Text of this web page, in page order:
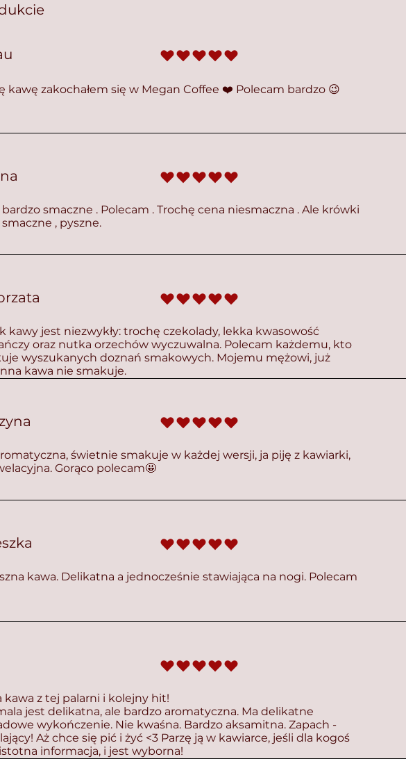
średnia ocena to 5 na 5
kawę zakochałem się w Megan Coffee ❤️ Polecam bardzo 😉
średnia ocena to 5 na 5
smaczne . Polecam . Trochę cena niesmaczna . Ale krówki
, pyszne.
średnia ocena to 5 na 5
kawy jest niezwykły: trochę czekolady, lekka kwasowość
oraz nutka orzechów wyczuwalna. Polecam każdemu, kto
wyszukanych doznań smakowych. Mojemu mężowi, już
kawa nie smakuje.
średnia ocena to 5 na 5
świetnie smakuje w każdej wersji, ja piję z kawiarki,
Gorąco polecam🤩
średnia ocena to 5 na 5
kawa. Delikatna a jednocześnie stawiająca na nogi. Polecam
średnia ocena to 5 na 5
kawa z tej palarni i kolejny hit!
jest delikatna, ale bardzo aromatyczna. Ma delikatne
wykończenie. Nie kwaśna. Bardzo aksamitna. Zapach -
Aż chce się pić i żyć <3 Parzę ją w kawiarce, jeśli dla kogoś
informacja, i jest wyborna!